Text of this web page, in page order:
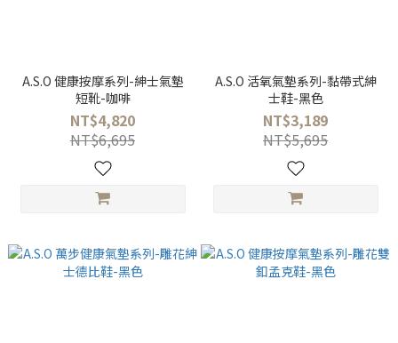
A.S.O 健康按摩系列-紳士氣墊
短靴-咖啡
NT$4,820
NT$6,695
A.S.O 活氧氣墊系列-黏帶式紳
士鞋-黑色
NT$3,189
NT$5,695